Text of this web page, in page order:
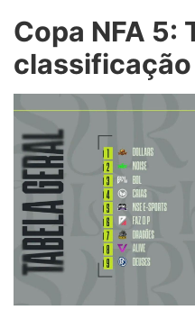
Copa NFA 5:
classificação